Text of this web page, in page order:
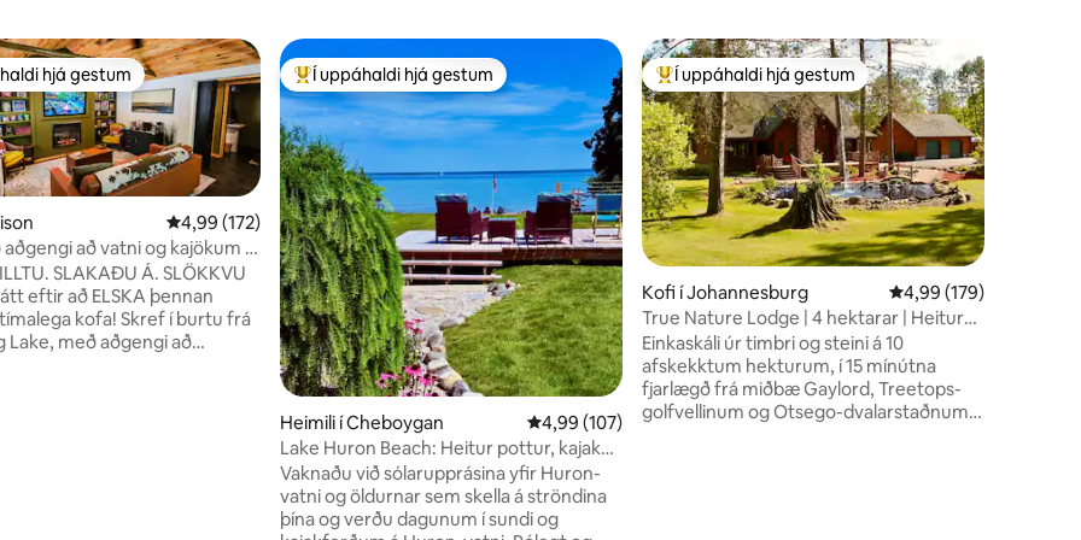
299 umsagnir
hjá gestum
hjá gestum
4,99 af 5 í meðaleinkunn, 172 umsagnir
4,99 (172)
að vatni og kajökum |
SLAKAÐU Á. SLÖKKVU
kofa! Skref í burtu frá
Lake, með aðgengi að
Í mestu uppáhaldi hjá gestum
Í uppáhaldi hjá gestum
Heimili í Cheboygan 4,99 af 5 í meðaleinkunn, 107 umsagnir
4,99 (107)
Lake Huron Beach: Heitur pottur, kajak
og ótrúlegt útsýni
Vaknaðu við sólarupprásina yfir Huron-
vatni og öldurnar sem skella á ströndina
þína og verðu dagunum í sundi og
Í mestu uppáhaldi hjá gestum
Í uppáhaldi hjá gestum
Kofi í Johannesburg 4,99 af 5 í
4,99 (179)
True Nature Lodge | 4 hektarar | Heitur
pottur | Hópar
Einkaskáli úr timbri og steini á 10
afskekktum hekturum, í 15 mínútna
fjarlægð frá miðbæ Gaylord, Treetops-
golfvellinum og Otsego-dvalarstaðnum